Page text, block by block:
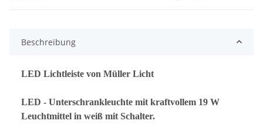
Beschreibung
LED Lichtleiste von Müller Licht
LED - Unterschrankleuchte mit kraftvollem 19 W
Leuchtmittel in weiß mit Schalter.